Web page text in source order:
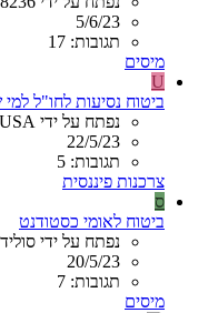
5/6/23
תגובות: 17
מיסים
U
ביטוח נסיעות לחו"ל למי
נפתח על ידי USA
22/5/23
תגובות: 5
צרכנות פיננסית
ס
ביטוח לאומי כסטודנט
נפתח על ידי
20/5/23
תגובות: 7
מיסים